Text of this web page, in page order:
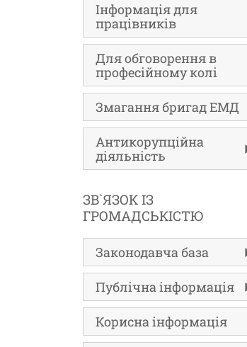
Інформація для
працівників
Для обговорення в
професійному колі
Змагання бригад ЕМД
Антикорупційна
діяльність
ЗВ`ЯЗОК ІЗ
ГРОМАДСЬКІСТЮ
Законодавча база
Публічна інформація
Корисна інформація